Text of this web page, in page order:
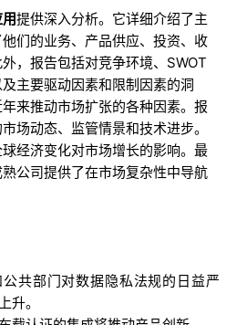
用提供深入分析。它详细介绍了主
们的业务、产品供应、投资、收
，报告包括对竞争环境、SWOT
主要驱动因素和限制因素的洞
来推动市场扩张的各种因素。报
场动态、监管情景和技术进步。
经济变化对市场增长的影响。最
公司提供了在市场复杂性中导航
共部门对数据隐私法规的日益严
升。